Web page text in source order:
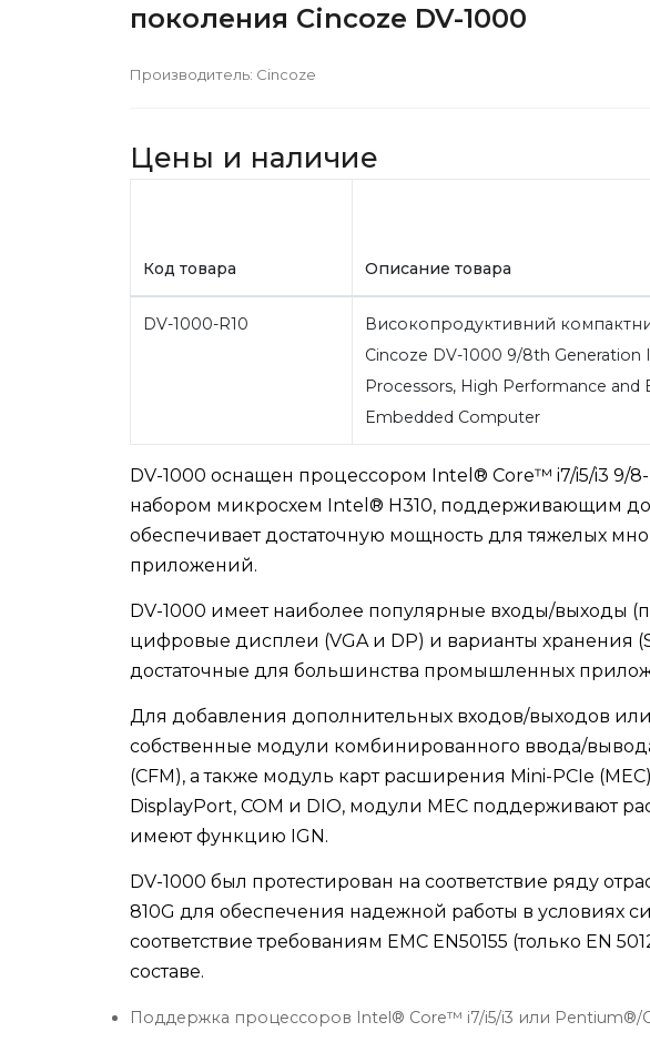
поколения Cincoze DV-1000
Производитель: Cincoze
Цены и наличие
Код товара Описание товара
DV-1000-R10
Високопродуктивний
Cincoze DV-1000 9/8th Generation
Processors, High Performance and
Embedded Computer
DV-1000 оснащен процессором Intel® Core™ i7/i5/i3 9/
набором микросхем Intel® H310, поддерживающим до
обеспечивает достаточную мощность для тяжелых
приложений.
DV-1000 имеет наиболее популярные входы/выходы
цифровые дисплеи (VGA и DP) и варианты хранения
достаточные для большинства промышленных
Для добавления дополнительных входов/выходов
собственные модули комбинированного ввода/
(CFM), а также модуль карт расширения Mini-PCIe
DisplayPort, COM и DIO, модули MEC поддерживают
имеют функцию IGN.
DV-1000 был протестирован на соответствие ряду
810G для обеспечения надежной работы в условиях
соответствие требованиям EMC EN50155 (только EN
составе.
Поддержка процессоров Intel® Core™ i7/i5/i3 или Pentium®/